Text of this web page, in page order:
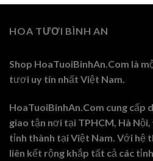
HOA TƯƠI BÌNH AN
Shop HoaTuoiBinhAn.Com là
tươi uy tín nhất Việt Nam.
HoaTuoiBinhAn.Com cung cấp
giao tận nơi tại TPHCM, Hà
tỉnh thành tại Việt Nam. Với hệ
liên kết rộng khắp tất cả các